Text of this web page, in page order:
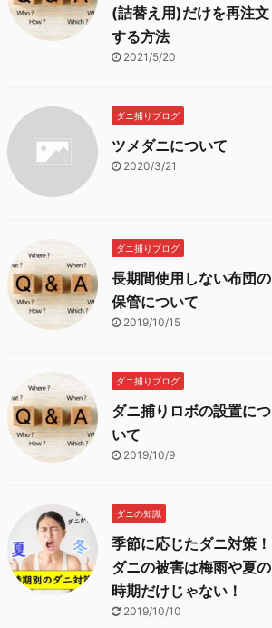
(詰替え用)だけを再注文
する方法
2021/5/20
ダニ捕りブログ
ツメダニについて
2020/3/21
ダニ捕りブログ
長期間使用しない布団の
保管について
2019/10/15
ダニ捕りブログ
ダニ捕りロボの設置につ
いて
2019/10/9
ダニの知識
季節に応じたダニ対策！
ダニの被害は梅雨や夏の
時期だけじゃない！
2019/10/10